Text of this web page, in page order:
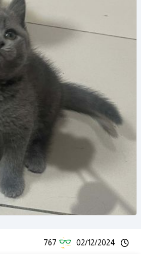
02/12/2024
767